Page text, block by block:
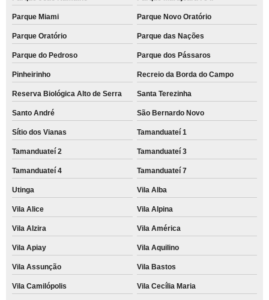
Parque Miami Parque Novo Oratório
Parque Oratório Parque das Nações
Parque do Pedroso Parque dos Pássaros
Pinheirinho Recreio da Borda do Campo
Reserva Biológica Alto de Serra Santa Terezinha
Santo André São Bernardo Novo
Sítio dos Vianas Tamanduateí 1
Tamanduateí 2 Tamanduateí 3
Tamanduateí 4 Tamanduateí 7
Utinga Vila Alba
Vila Alice Vila Alpina
Vila Alzira Vila América
Vila Apiay Vila Aquilino
Vila Assunção Vila Bastos
Vila Camilópolis Vila Cecília Maria